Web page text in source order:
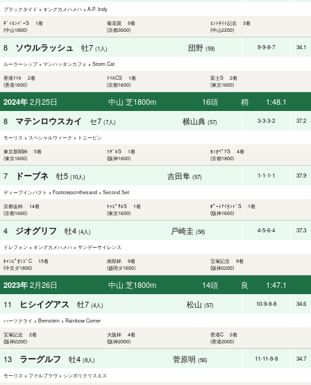
ブラックタイド × キングカメハメハ × A.P. Indy
ﾃﾞｨｾﾝﾊﾞｰS 1着
(中山1800)
菊花賞 9着
(京都3000)
ｾﾝﾄﾗｲﾄ記念 3着
(中山2200)
8 ソウルラッシュ 牡7 (1人) 団野 (59) 9-9-8-7 34.1
ルーラーシップ × マンハッタンカフェ × Storm Cat
香港ﾏｲﾙ 2着
(香港1600)
ﾏｲﾙCS 1着
(京都1600)
富士S 2着
(東京1600)
2024年 2月25日 中山 芝1800m 16頭 稍
1:48.1
8 マテンロウスカイ セ7 (7人) 横山典 (57) 3-3-3-2 37.2
モーリス × スペシャルウィーク × トニービン
東京新聞杯 5着
(東京1600)
ﾘｹﾞﾙS 1着
(阪神1600)
ｶｼｵﾍﾟｱS 4着
(京都1800)
7 ドーブネ 牡5 (10人) 吉田隼 (57) 1-1-1-1 37.9
ディープインパクト × Footstepsinthesand × Second Set
京都金杯 14着
(京都1600)
ｷｬﾋﾟﾀﾙS 1着
(東京1600)
ﾎﾟｰﾄｱｲﾗﾝﾄﾞS 1着
(阪神1600)
4 ジオグリフ 牡4 (4人) 戸崎圭 (58) 4-5-6-4 37.3
ドレフォン × キングカメハメハ × サンデーサイレンス
ﾁｬﾝﾋﾟｵﾝｽﾞC 15着
(中京ダ1800)
南部杯 9着
(盛岡ダ1600)
宝塚記念 9着
(阪神2200)
2023年 2月26日 中山 芝1800m 14頭 良
1:47.1
11
ヒシイグアス 牡7 (4人) 松山 (57) 10-9-8-8 34.6
ハーツクライ × Bernstein × Rainbow Corner
宝塚記念 2着
(阪神2200)
大阪杯 4着
(阪神2000)
香港C 2着
(香港2000)
13 ラーグルフ 牡4 (8人) 菅原明 (56) 11-11-8-8 34.7
モーリス × ファルブラヴ × シンボリクリスエス